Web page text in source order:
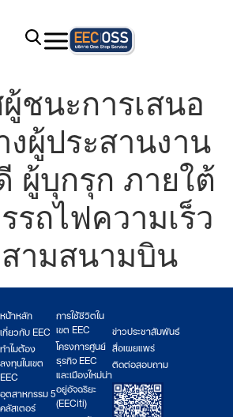
ชนะการเสนอ
งผู้ประสานงาน
ผู้บุกรุก ภายใต้
รถไฟความเร็ว
ามสนามบิน
หน้าหลัก
เกี่ยวกับ EEC
ทำไมต้อง
ลงทุนในเขต
EEC
อุตสาหกรรม 5
คลัสเตอร์
การใช้ชีวิตใน
เขต EEC
โครงการศูนย์
ธุรกิจ EEC
และเมืองใหม่น่า
อยู่อัจฉริยะ
(EECiti)
ข่าวประชาสัมพันธ์
สื่อเผยแพร่
ติดต่อสอบถาม